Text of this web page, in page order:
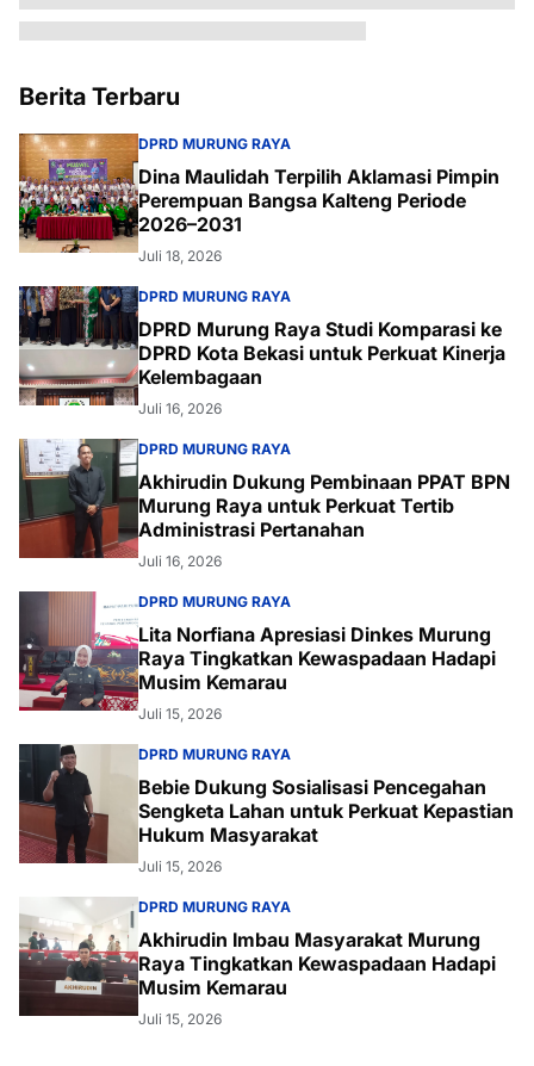
Berita Terbaru
DPRD MURUNG RAYA
Dina Maulidah Terpilih Aklamasi Pimpin
Perempuan Bangsa Kalteng Periode
2026–2031
Juli 18, 2026
DPRD MURUNG RAYA
DPRD Murung Raya Studi Komparasi ke
DPRD Kota Bekasi untuk Perkuat Kinerja
Kelembagaan
Juli 16, 2026
DPRD MURUNG RAYA
Akhirudin Dukung Pembinaan PPAT BPN
Murung Raya untuk Perkuat Tertib
Administrasi Pertanahan
Juli 16, 2026
DPRD MURUNG RAYA
Lita Norfiana Apresiasi Dinkes Murung
Raya Tingkatkan Kewaspadaan Hadapi
Musim Kemarau
Juli 15, 2026
DPRD MURUNG RAYA
Bebie Dukung Sosialisasi Pencegahan
Sengketa Lahan untuk Perkuat Kepastian
Hukum Masyarakat
Juli 15, 2026
DPRD MURUNG RAYA
Akhirudin Imbau Masyarakat Murung
Raya Tingkatkan Kewaspadaan Hadapi
Musim Kemarau
Juli 15, 2026